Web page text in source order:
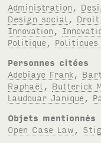
Administration ,
Design social , Droit
Innovation ,
Politique , Politiques
Personnes citées
Adebiaye Frank,
Raphaël , Butterick
Laudouar Janique ,
Objets mentionnés
Open Case Law , Stig